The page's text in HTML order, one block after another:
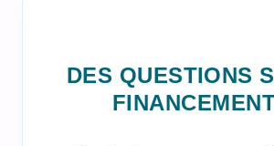
DES QUESTIONS